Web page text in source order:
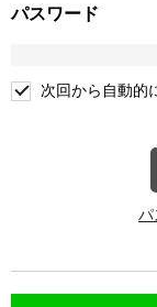
パスワード
次回から自動的
パ